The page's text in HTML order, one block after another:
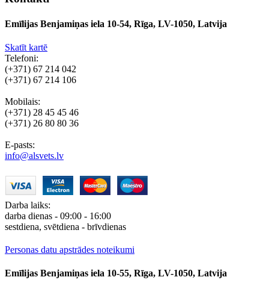
Emīlijas Benjamiņas iela 10-54, Rīga, LV-1050, Latvija
Skatīt kartē
Telefoni:
(+371) 67 214 042
(+371) 67 214 106
Mobilais:
(+371) 28 45 45 46
(+371) 26 80 80 36
E-pasts:
info@alsvets.lv
Darba laiks:
darba dienas - 09:00 - 16:00
sestdiena, svētdiena - brīvdienas
Personas datu apstrādes noteikumi
Emīlijas Benjamiņas iela 10-55, Rīga, LV-1050, Latvija